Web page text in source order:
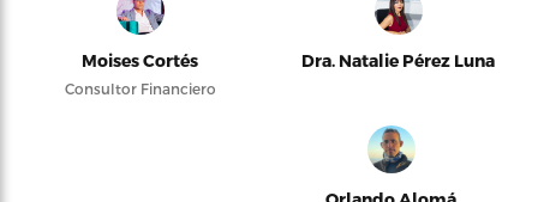
Moises Cortés
Consultor Financiero
Dra. Natalie Pérez Luna